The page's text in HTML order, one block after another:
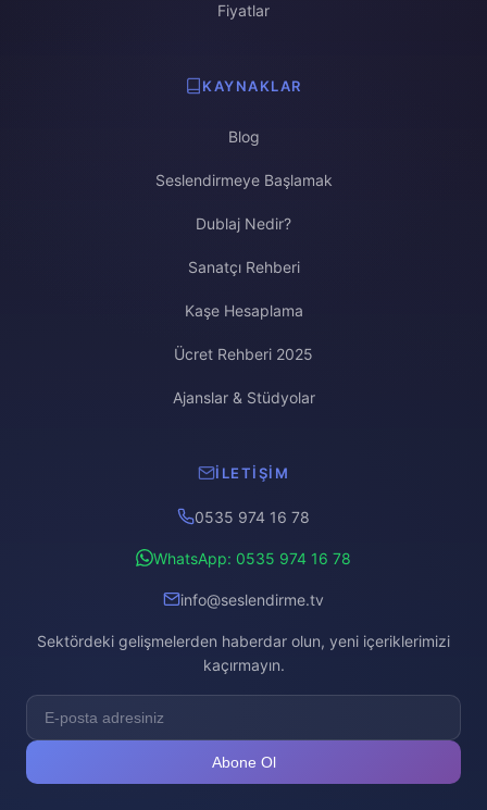
Fiyatlar
KAYNAKLAR
Blog
Seslendirmeye Başlamak
Dublaj Nedir?
Sanatçı Rehberi
Kaşe Hesaplama
Ücret Rehberi 2025
Ajanslar & Stüdyolar
İLETIŞIM
0535 974 16 78
WhatsApp: 0535 974 16 78
info@seslendirme.tv
Sektördeki gelişmelerden haberdar olun, yeni içeriklerimizi
kaçırmayın.
Abone Ol